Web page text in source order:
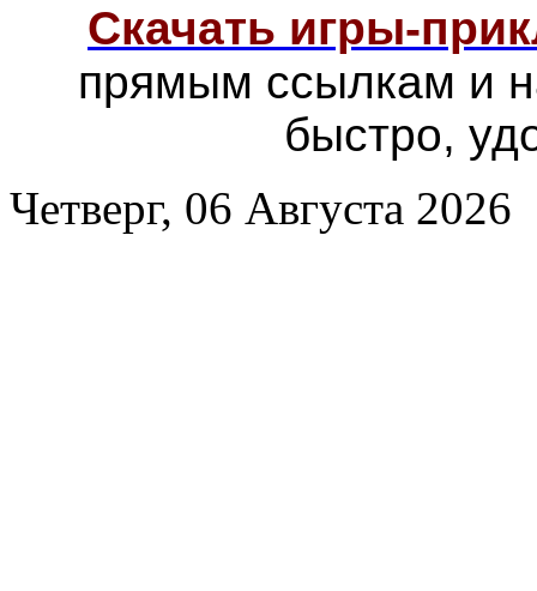
Скачать игры-
прямым ссылкам и
быстро,
Четверг, 06 Августа 2026